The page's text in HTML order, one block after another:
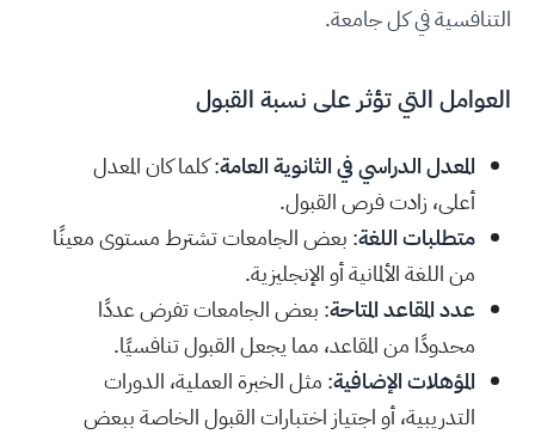
التنافسية في كل جامعة.
العوامل التي تؤثر على نسبة القبول
المعدل الدراسي في الثانوية العامة: كلما كان المعدل
أعلى، زادت فرص القبول.
متطلبات اللغة: بعض الجامعات تشترط مستوى معينًا
من اللغة الألمانية أو الإنجليزية.
عدد المقاعد المتاحة: بعض الجامعات تفرض عددًا
محدودًا من المقاعد، مما يجعل القبول تنافسيًا.
المؤهلات الإضافية: مثل الخبرة العملية، الدورات
التدريبية، أو اجتياز اختبارات القبول الخاصة ببعض